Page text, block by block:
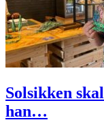
Solsikken
han…